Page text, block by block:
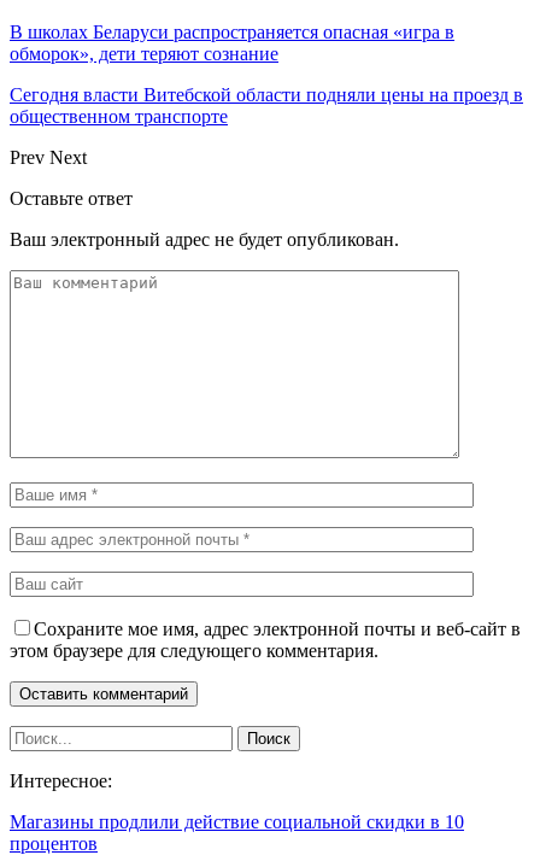
В школах Беларуси распространяется опасная «игра в
обморок», дети теряют сознание
Сегодня власти Витебской области подняли цены на проезд в
общественном транспорте
Prev Next
Оставьте ответ
Ваш электронный адрес не будет опубликован.
Сохраните мое имя, адрес электронной почты и веб-сайт в
этом браузере для следующего комментария.
Интересное:
Магазины продлили действие социальной скидки в 10
процентов